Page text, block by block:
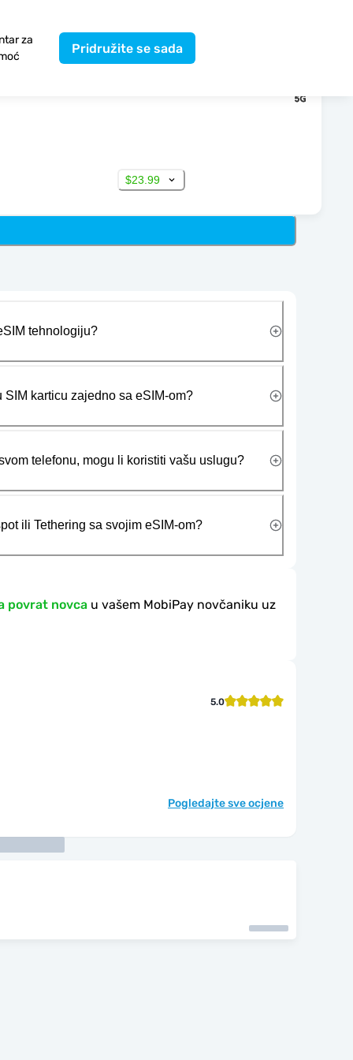
za
Pridružite se sada
$23.99
tehnologiju?
karticu zajedno sa eSIM-om?
telefonu, mogu li koristiti vašu uslugu?
ili Tethering sa svojim eSIM-om?
povrat novca u vašem MobiPay novčaniku uz
5.0
Pogledajte sve ocjene